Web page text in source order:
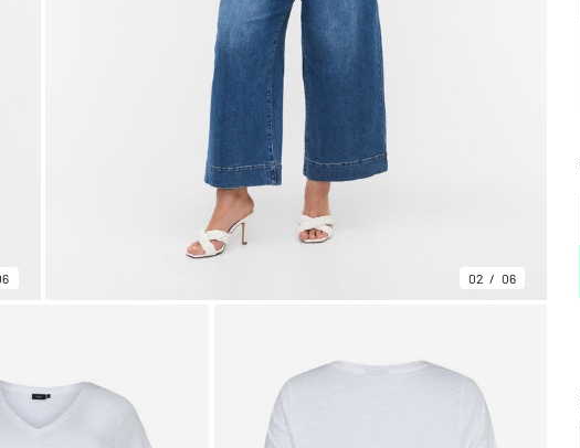
02 06